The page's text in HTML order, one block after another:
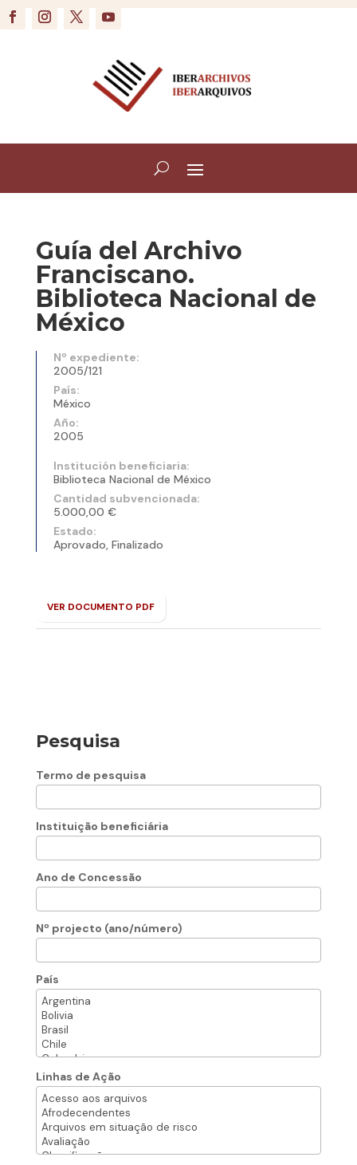
Guía del Archivo
Franciscano.
Biblioteca Nacional de
México
Nº expediente:
2005/121
País:
México
Año:
2005
Institución beneficiaria:
Biblioteca Nacional de México
Cantidad subvencionada:
5.000,00 €
Estado:
Aprovado, Finalizado
VER DOCUMENTO PDF
Pesquisa
Termo de pesquisa
Instituição beneficiária
Ano de Concessão
Nº projecto (ano/número)
País
Linhas de Ação